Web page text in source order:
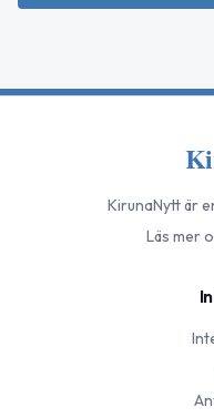
KirunaNyttär
Läs mer